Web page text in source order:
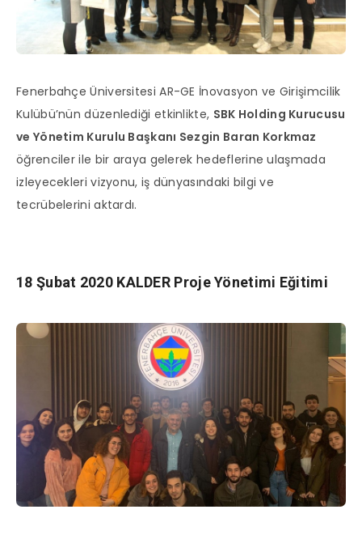
Fenerbahçe Üniversitesi AR-GE İnovasyon ve Girişimcilik
Kulübü’nün düzenlediği etkinlikte, SBK Holding Kurucusu
ve Yönetim Kurulu Başkanı Sezgin Baran Korkmaz
öğrenciler ile bir araya gelerek hedeflerine ulaşmada
izleyecekleri vizyonu, iş dünyasındaki bilgi ve
tecrübelerini aktardı.
18 Şubat 2020 KALDER Proje Yönetimi Eğitimi